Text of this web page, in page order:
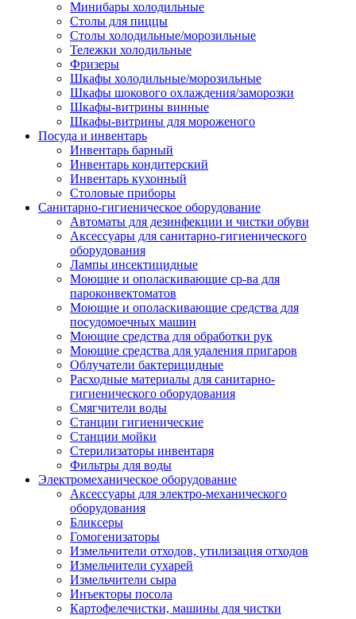
Минибары холодильные
Столы для пиццы
Столы холодильные/морозильные
Тележки холодильные
Фризеры
Шкафы холодильные/морозильные
Шкафы шокового охлаждения/заморозки
Шкафы-витрины винные
Шкафы-витрины для мороженого
Посуда и инвентарь
Инвентарь барный
Инвентарь кондитерский
Инвентарь кухонный
Столовые приборы
Санитарно-гигиеническое оборудование
Автоматы для дезинфекции и чистки обуви
Аксессуары для санитарно-гигиенического
оборудования
Лампы инсектицидные
Моющие и ополаскивающие ср-ва для
пароконвектоматов
Моющие и ополаскивающие средства для
посудомоечных машин
Моющие средства для обработки рук
Моющие средства для удаления пригаров
Облучатели бактерицидные
Расходные материалы для санитарно-
гигиенического оборудования
Смягчители воды
Станции гигиенические
Станции мойки
Стерилизаторы инвентаря
Фильтры для воды
Электромеханическое оборудование
Аксессуары для электро-механического
оборудования
Бликсеры
Гомогенизаторы
Измельчители отходов, утилизация отходов
Измельчители сухарей
Измельчители сыра
Инъекторы посола
Картофелечистки, машины для чистки